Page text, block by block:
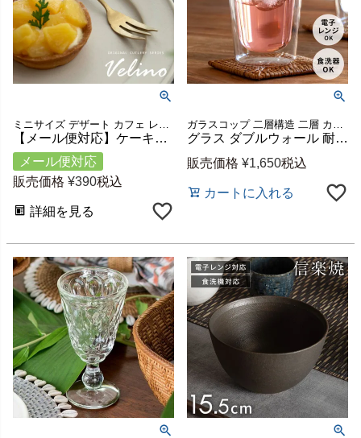
【メール便対応】ケーキフォーク フォーク マット ゴールド つや消し ヴェリーノ [66985]【 Velino 結婚祝い 食洗機対応 フォーク 小さめ カトラリー 金 ステンレス シリーズ キッチン プレゼント ゴールドカトラリー テーブルセッティング おしゃれ 北欧 リゾート 】
メール便対応
販売価格 ¥390税込
詳細を見る
グラス ダブルウォール 耐熱ガラス 290ml 2層構造 クリア [90387]【 ダブルウォールグラス コップ 電子レンジ可 食洗機可 カクテルグラス 2重 ２層 ホット アイス おしゃれ シンプル 耐熱 KINTO】
販売価格 ¥1,650税込
カートに入れる